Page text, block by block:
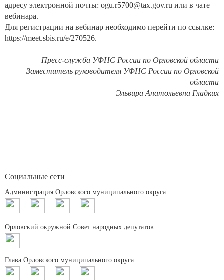
адресу электронной почты: ogu.r5700@tax.gov.ru или в чате
вебинара.
Для регистрации на вебинар необходимо перейти по ссылке:
https://meet.sbis.ru/e/270526.
Пресс-служба УФНС России по Орловской области
Заместитель руководителя УФНС России по Орловской
области
Эльвира Анатольевна Гладких
Социальные сети
Администрация Орловского муниципального округа
Орловский окружной Совет народных депутатов
Глава Орловского муниципального округа